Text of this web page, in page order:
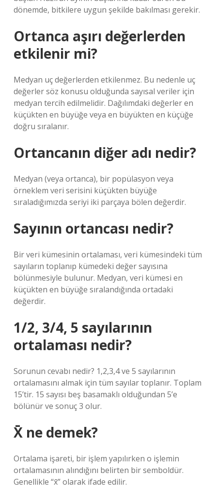
dönemde, bitkilere uygun şekilde bakılması gerekir.
Ortanca aşırı değerlerden
etkilenir mi?
Medyan uç değerlerden etkilenmez. Bu nedenle uç
değerler söz konusu olduğunda sayısal veriler için
medyan tercih edilmelidir. Dağılımdaki değerler en
küçükten en büyüğe veya en büyükten en küçüğe
doğru sıralanır.
Ortancanın diğer adı nedir?
Medyan (veya ortanca), bir popülasyon veya
örneklem veri serisini küçükten büyüğe
sıraladığımızda seriyi iki parçaya bölen değerdir.
Sayının ortancası nedir?
Bir veri kümesinin ortalaması, veri kümesindeki tüm
sayıların toplanıp kümedeki değer sayısına
bölünmesiyle bulunur. Medyan, veri kümesi en
küçükten en büyüğe sıralandığında ortadaki
değerdir.
1/2, 3/4, 5 sayılarının
ortalaması nedir?
Sorunun cevabı nedir? 1,2,3,4 ve 5 sayılarının
ortalamasını almak için tüm sayılar toplanır. Toplam
15’tir. 15 sayısı beş basamaklı olduğundan 5’e
bölünür ve sonuç 3 olur.
X̄ ne demek?
Ortalama işareti, bir işlem yapılırken o işlemin
ortalamasının alındığını belirten bir semboldür.
Genellikle “x̄” olarak ifade edilir.